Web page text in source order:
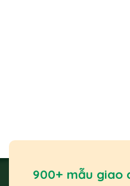
900+ mẫu giao